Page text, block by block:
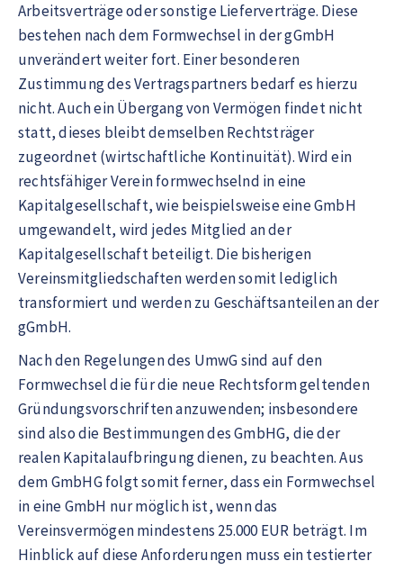
Arbeitsverträge oder sonstige Lieferverträge. Diese
bestehen nach dem Formwechsel in der gGmbH
unverändert weiter fort. Einer besonderen
Zustimmung des Vertragspartners bedarf es hierzu
nicht. Auch ein Übergang von Vermögen findet nicht
statt, dieses bleibt demselben Rechtsträger
zugeordnet (wirtschaftliche Kontinuität). Wird ein
rechtsfähiger Verein formwechselnd in eine
Kapitalgesellschaft, wie beispielsweise eine GmbH
umgewandelt, wird jedes Mitglied an der
Kapitalgesellschaft beteiligt. Die bisherigen
Vereinsmitgliedschaften werden somit lediglich
transformiert und werden zu Geschäftsanteilen an der
gGmbH.
Nach den Regelungen des UmwG sind auf den
Formwechsel die für die neue Rechtsform geltenden
Gründungsvorschriften anzuwenden; insbesondere
sind also die Bestimmungen des GmbHG, die der
realen Kapitalaufbringung dienen, zu beachten. Aus
dem GmbHG folgt somit ferner, dass ein Formwechsel
in eine GmbH nur möglich ist, wenn das
Vereinsvermögen mindestens 25.000 EUR beträgt. Im
Hinblick auf diese Anforderungen muss ein testierter